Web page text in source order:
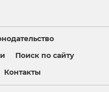
Поиск по сайту
Контакты